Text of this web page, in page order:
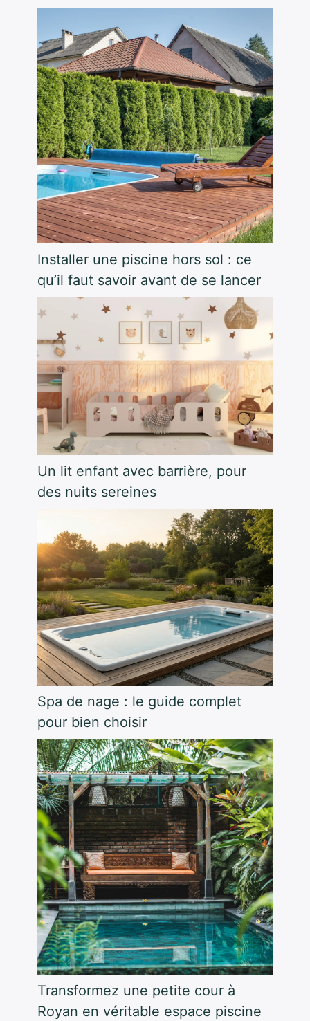
Installer une piscine hors sol : ce
qu’il faut savoir avant de se lancer
Un lit enfant avec barrière, pour
des nuits sereines
Spa de nage : le guide complet
pour bien choisir
Transformez une petite cour à
Royan en véritable espace piscine